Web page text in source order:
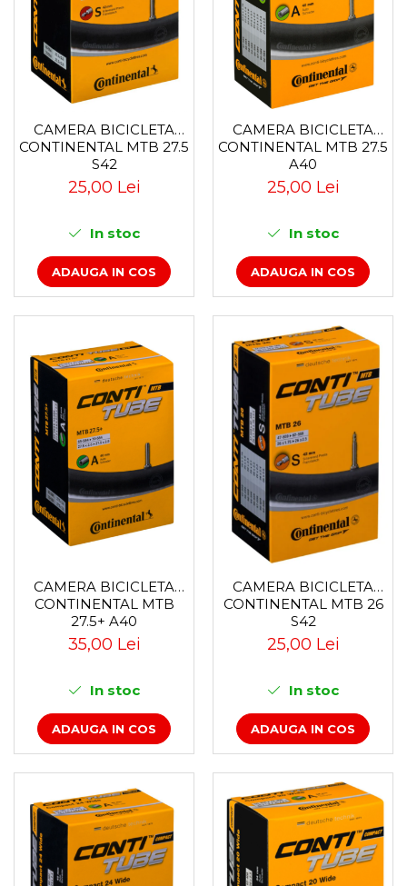
CAMERA BICICLETA
CONTINENTAL MTB 27.5
S42
25,00 Lei
In stoc
ADAUGA IN COS
CAMERA BICICLETA
CONTINENTAL MTB 27.5
A40
25,00 Lei
In stoc
ADAUGA IN COS
CAMERA BICICLETA
CONTINENTAL MTB
27.5+ A40
35,00 Lei
In stoc
ADAUGA IN COS
CAMERA BICICLETA
CONTINENTAL MTB 26
S42
25,00 Lei
In stoc
ADAUGA IN COS